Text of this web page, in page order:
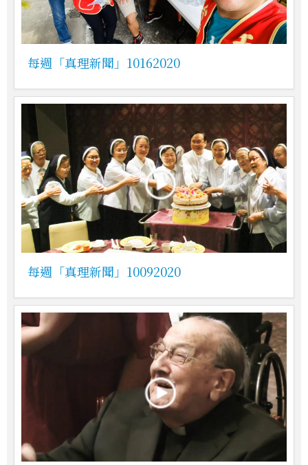
每週「真理新聞」10162020
每週「真理新聞」10092020